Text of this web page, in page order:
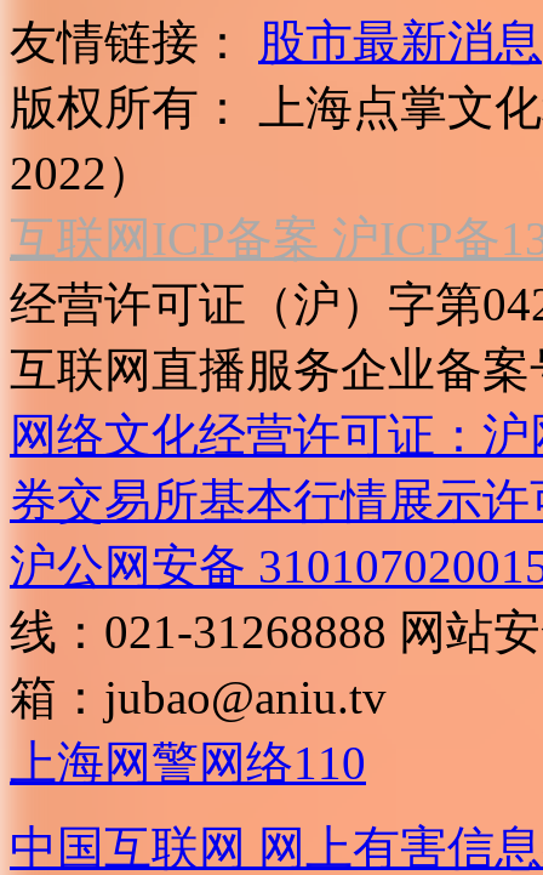
友情链接：
股市最新消息
版权所有：
上海点掌文
2022）
互联网ICP备案 沪ICP备
经营许可证（沪）字第
互联网直播服务企业备案
网络文化经营许可证：
券交易所基本行情展示许
沪公网安备
线：021-31268888 网站
箱： jubao@aniu.tv
上海网警网络110
中国互联网 网上有害信